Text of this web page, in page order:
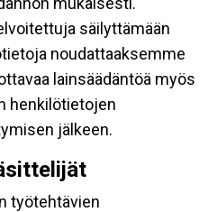
säilyttämään
noudattaaksemme
lainsäädäntöä myös
henkilötietojen
jälkeen.
työtehtävien